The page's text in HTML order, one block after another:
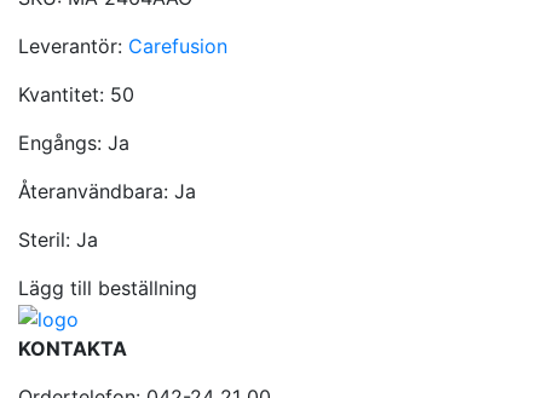
Leverantör: Carefusion
Kvantitet: 50
Engångs: Ja
Återanvändbara: Ja
Steril: Ja
Lägg till beställning
KONTAKTA